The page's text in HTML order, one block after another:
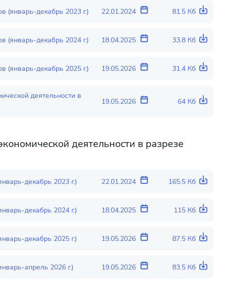
(январь-декабрь 2023 г.) 22.01.2024 81.5 Кб
(январь-декабрь 2024 г.) 18.04.2025 33.8 Кб
(январь-декабрь 2025 г.) 19.05.2026 31.4 Кб
деятельности в
19.05.2026 64 Кб
деятельности в разрезе
декабрь 2023 г.) 22.01.2024 165.5 Кб
декабрь 2024 г.) 18.04.2025 115 Кб
декабрь 2025 г.) 19.05.2026 87.5 Кб
апрель 2026 г.) 19.05.2026 83.5 Кб